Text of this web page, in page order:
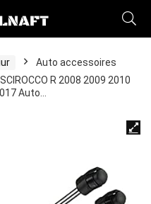
Auto accessoires
R 2008 2009 2010
Auto…